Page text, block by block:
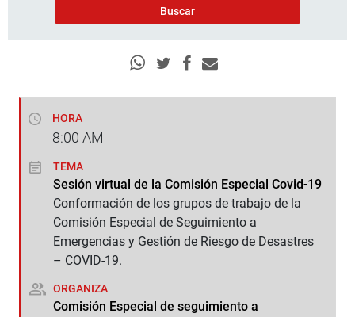
HORA
8:00 AM
TEMA
Sesión virtual de la Comisión Especial Covid-19
Conformación de los grupos de trabajo de la
Comisión Especial de Seguimiento a
Emergencias y Gestión de Riesgo de Desastres
– COVID-19.
ORGANIZA
Comisión Especial de seguimiento a